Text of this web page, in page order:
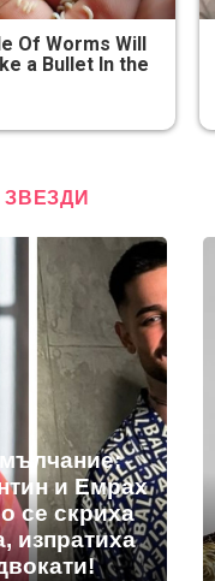
Of Worms Will
a Bullet In the
и Емрах
се скриха
изпратиха